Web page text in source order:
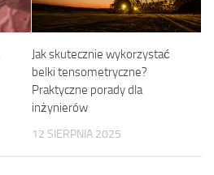
Jak skutecznie wykorzystać
belki tensometryczne?
Praktyczne porady dla
inżynierów
12 SIERPNIA 2025